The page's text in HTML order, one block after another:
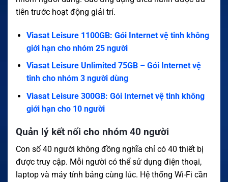
tiên trước hoạt động giải trí.
Viasat Leisure 1100GB: Gói Internet vệ tinh không
giới hạn cho nhóm 25 người
Viasat Leisure Unlimited 75GB – Gói Internet vệ
tinh cho nhóm 3 người dùng
Viasat Leisure 300GB: Gói Internet vệ tinh không
giới hạn cho 10 người
Quản lý kết nối cho nhóm 40 người
Con số 40 người không đồng nghĩa chỉ có 40 thiết bị
được truy cập. Mỗi người có thể sử dụng điện thoại,
laptop và máy tính bảng cùng lúc. Hệ thống Wi-Fi cần